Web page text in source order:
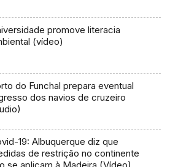
promove literacia
(vídeo)
do Funchal prepara eventual
dos navios de cruzeiro
19: Albuquerque diz que
de restrição no continente